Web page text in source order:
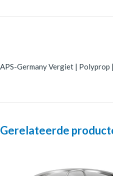
APS-Germany Vergiet | Polyprop
Gerelateerde